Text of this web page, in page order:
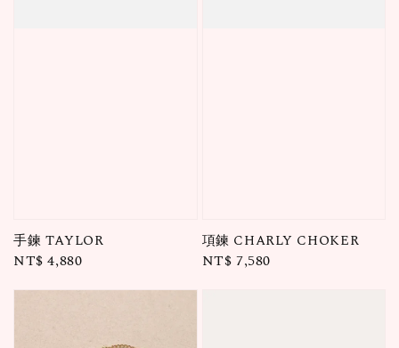
手鍊 TAYLOR
Regular
NT$ 4,880
項鍊 CHARLY CHOKER
Regular
NT$ 7,580